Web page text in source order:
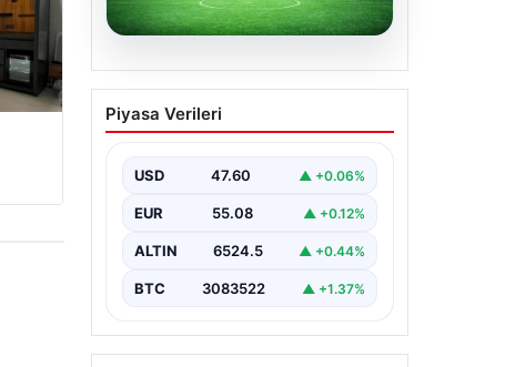
04.08.2026
CANLI | Sparta Prag –
Olympique Lyon Canlı
Piyasa Verileri
USD 47.60 ▲ +0.06%
EUR 55.08 ▲ +0.12%
ALTIN 6524.5 ▲ +0.44%
BTC 3083522 ▲ +1.37%